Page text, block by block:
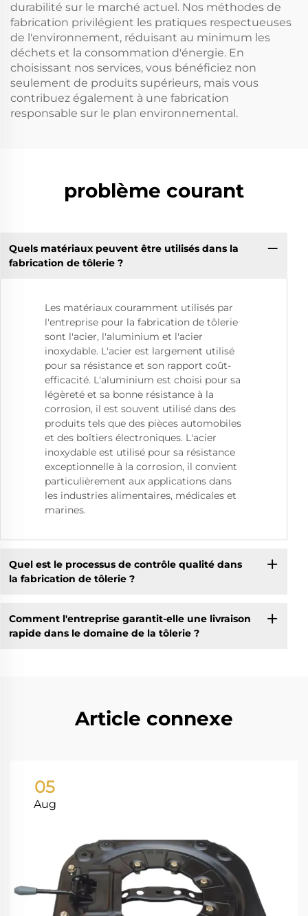
durabilité sur le marché actuel. Nos méthodes de
fabrication privilégient les pratiques respectueuses
de l'environnement, réduisant au minimum les
déchets et la consommation d'énergie. En
choisissant nos services, vous bénéficiez non
seulement de produits supérieurs, mais vous
contribuez également à une fabrication
responsable sur le plan environnemental.
problème courant
Quels matériaux peuvent être utilisés dans la
fabrication de tôlerie ?
Les matériaux couramment utilisés par
l'entreprise pour la fabrication de tôlerie
sont l'acier, l'aluminium et l'acier
inoxydable. L'acier est largement utilisé
pour sa résistance et son rapport coût-
efficacité. L'aluminium est choisi pour sa
légèreté et sa bonne résistance à la
corrosion, il est souvent utilisé dans des
produits tels que des pièces automobiles
et des boîtiers électroniques. L'acier
inoxydable est utilisé pour sa résistance
exceptionnelle à la corrosion, il convient
particulièrement aux applications dans
les industries alimentaires, médicales et
marines.
Quel est le processus de contrôle qualité dans
la fabrication de tôlerie ?
Comment l'entreprise garantit-elle une livraison
rapide dans le domaine de la tôlerie ?
Article connexe
05
Aug